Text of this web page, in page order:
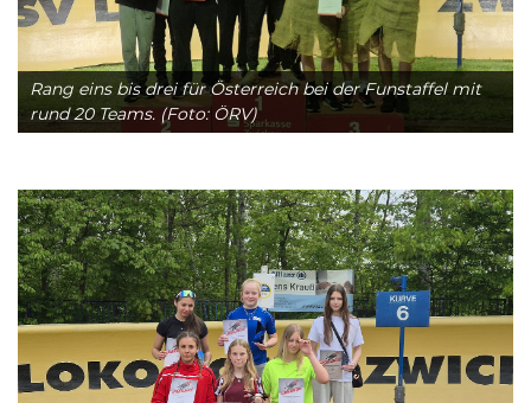
Rang eins bis drei für Österreich bei der Funstaffel mit
rund 20 Teams. (Foto: ÖRV)